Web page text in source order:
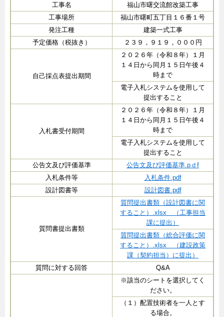
工事名
福山市曙交流館改築工事​
工事場所
福山市曙町五丁目１６番１号​
発注工種
建築一式工事
予定価格（税抜き）
２３９，９１９，０００円
自己採点表提出期間
２０２６年（令和８年）１月
１４日から同月１５日午後４
時まで
電子入札システムを使用して
提出すること
入札書受付期間
２０２６年（令和８年）１月
１４日から同月１５日午後４
時まで
電子入札システムを使用して
提出すること
公告文及び評価基準
公告文及び評価基準.pｄf
入札条件等
入札条件.pdf
設計図書等
設計図書.pdf
質問書提出書類
質問提出書類（設計図書に関
すること）.xlsx （工事担当
課に提出）
質問提出書類（総合評価に関
すること）.xlsx （建設政策
課（契約担当）に提出）
質問に対する回答
Q&A
※該当のシートを選択してく
ださい。
（１）配置技術者を一人とす
る場合。